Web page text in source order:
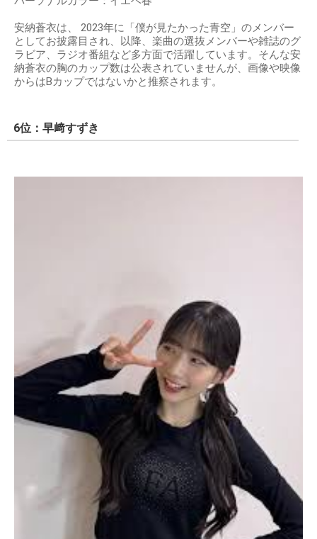
安納蒼衣は、 2023年に「僕が見たかった青空」のメンバー
としてお披露目され、以降、楽曲の選抜メンバーや雑誌のグ
ラビア、ラジオ番組など多方面で活躍しています。そんな安
納蒼衣の胸のカップ数は公表されていませんが、画像や映像
からはBカップではないかと推察されます。
6位：早﨑すずき